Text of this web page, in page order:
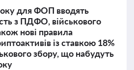
для ФОП вводять
з ПДФО, військового
нові правила
із ставкою 18%
збору, що набудуть